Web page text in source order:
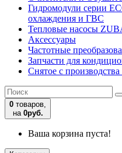
Гидромодули серии
охлаждения и ГВС
Тепловые насосы
Аксесcуары
Частотные
Запчасти для
Снятое с
0 товаров,
на 0руб.
Ваша корзина пуста!